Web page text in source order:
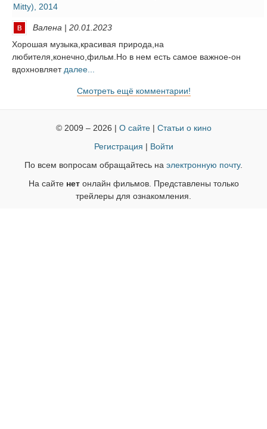
Mitty), 2014
Валена | 20.01.2023
Хорошая музыка,красивая природа,на
любителя,конечно,фильм.Но в нем есть самое важное-он
вдохновляет далее...
Смотреть ещё комментарии!
© 2009 – 2026 | О сайте| Статьи о кино
Регистрация Войти
По всем вопросам обращайтесь на электронную почту.
На сайте нетонлайн фильмов. Представлены только
трейлеры для ознакомления.